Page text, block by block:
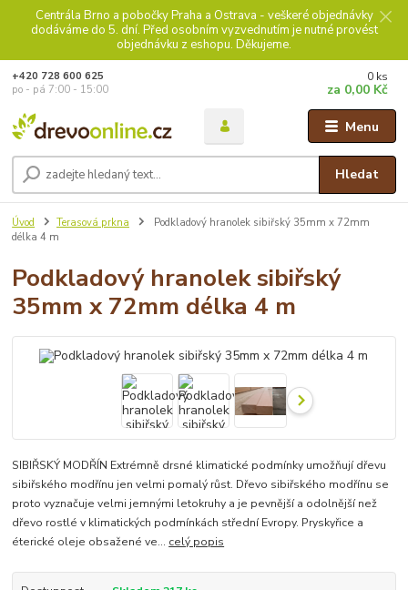
Centrála Brno a pobočky Praha a Ostrava - veškeré objednávky
dodáváme do 5. dní. Před osobním vyzvednutím je nutné provést
objednávku z eshopu. Děkujeme.
Menu
Hledat
+420 728 600 625
po - pá 7:00 - 15:00
0 ks
za 0,00 Kč
Úvod Terasová prkna
Podkladový hranolek sibiřský 35mm x 72mm
délka 4 m
Podkladový hranolek sibiřský
35mm x 72mm délka 4 m
SIBIŘSKÝ MODŘÍN Extrémně drsné klimatické podmínky umožňují dřevu
sibiřského modřínu jen velmi pomalý růst. Dřevo sibiřského modřínu se
proto vyznačuje velmi jemnými letokruhy a je pevnější a odolnější než
dřevo rostlé v klimatických podmínkách střední Evropy. Pryskyřice a
éterické oleje obsažené ve... celý popis